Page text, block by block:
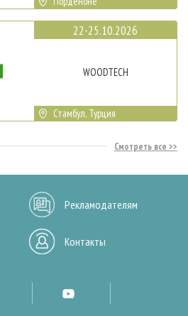
22-25.10.2026
WOODTECH
Стамбул, Турция
Смотреть все
Рекламодателям
Контакты